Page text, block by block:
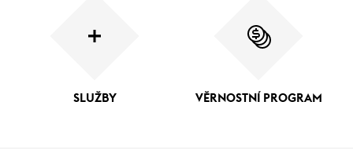
SLUŽBY VĚRNOSTNÍ PROGRAM